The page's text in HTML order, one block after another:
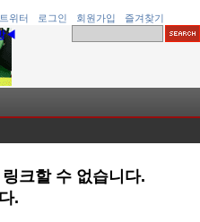
트위터 로그인 회원가입 즐겨찾기
◀
크할 수 없습니다.
.